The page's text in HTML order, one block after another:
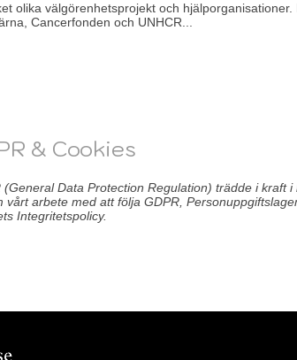
olika välgörenhetsprojekt och hjälporganisationer.
Cancerfonden och UNHCR...
& Cookies
Data Protection Regulation) trädde i kraft i
arbete med att följa GDPR,
Integritetspolicy.